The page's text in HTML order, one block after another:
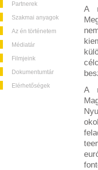
Partnerek
Szakmai anyagok
Az én történetem
Médiatár
Filmjeink
Dokumentumtár
Elérhetőségek
A
A